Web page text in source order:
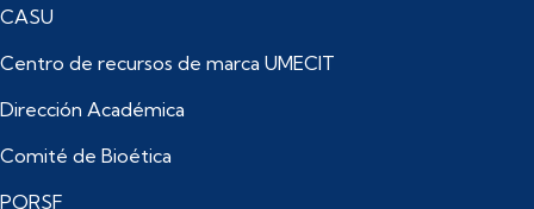
CASU
Centro de recursos de marca UMECIT
Dirección Académica
Comité de Bioética
PQRSF